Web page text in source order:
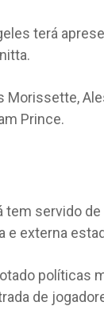
terá
Prince.
servido
e externa
políticas
de